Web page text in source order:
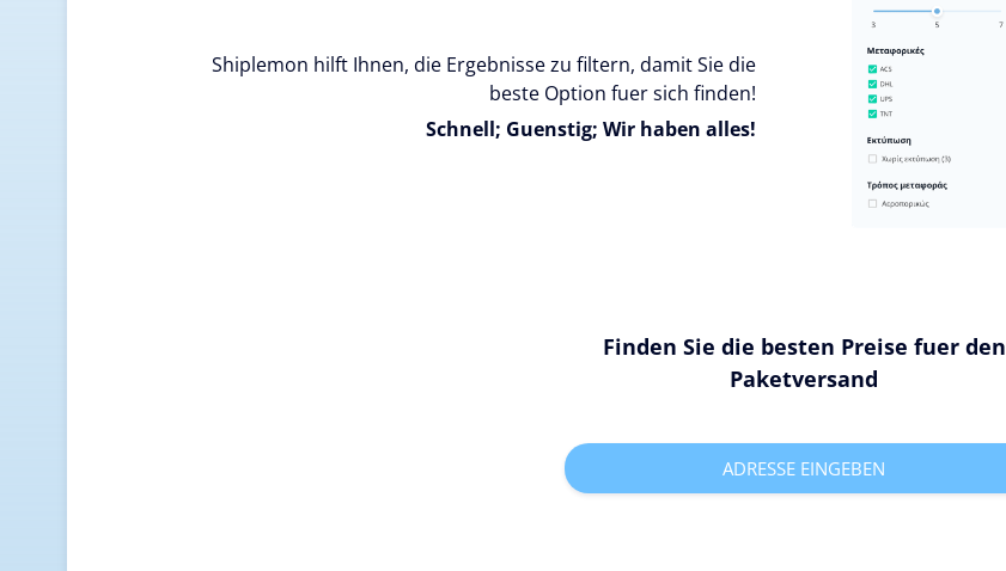
Shiplemon hilft Ihnen, die Ergebnisse zu filtern, damit Sie die
beste Option fuer sich finden!
Schnell; Guenstig; Wir haben alles!
Finden Sie die besten Preise fuer den
Paketversand
ADRESSE EINGEBEN